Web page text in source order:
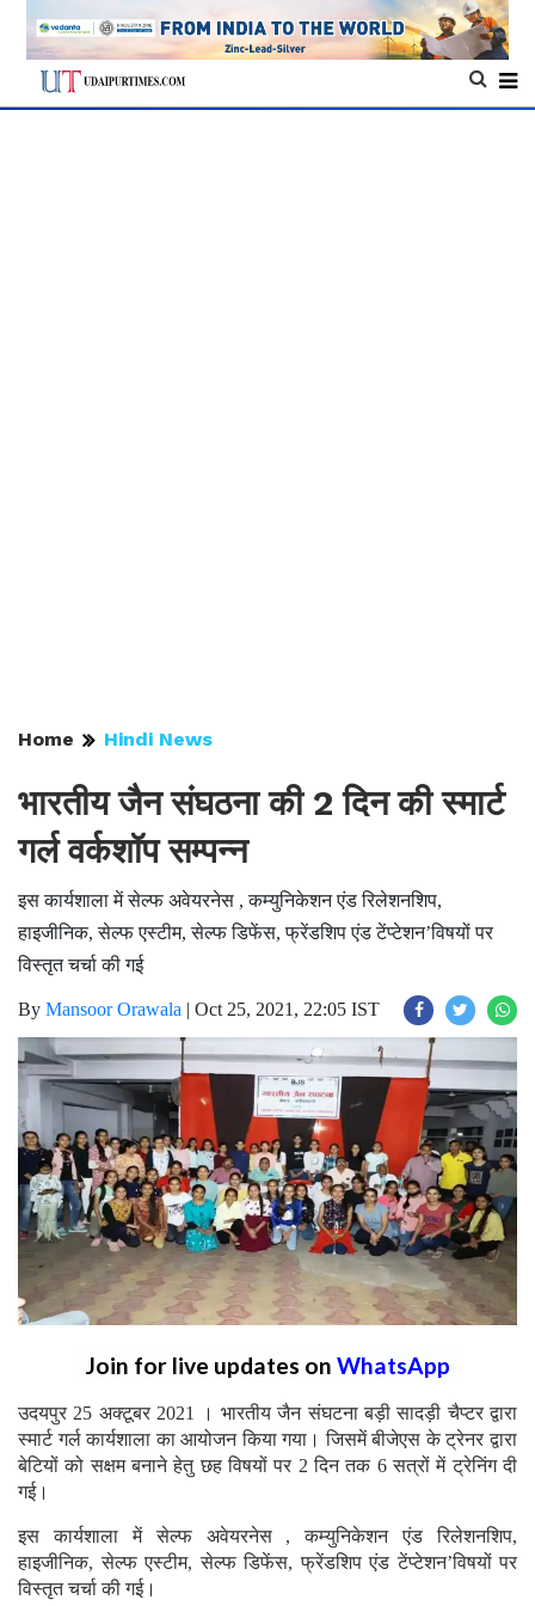
Home Hindi News
भारतीय जैन संघठना की 2 दिन की स्मार्ट
गर्ल वर्कशॉप सम्पन्न
इस कार्यशाला में सेल्फ अवेयरनेस , कम्युनिकेशन एंड रिलेशनशिप,
हाइजीनिक, सेल्फ एस्टीम, सेल्फ डिफेंस, फ्रेंडशिप एंड टेंप्टेशन’विषयों पर
विस्तृत चर्चा की गई
By Mansoor Orawala | Oct 25, 2021, 22:05 IST
Join for live updates on WhatsApp
उदयपुर 25 अक्टूबर 2021 । भारतीय जैन संघटना बड़ी सादड़ी चैप्टर द्वारा
स्मार्ट गर्ल कार्यशाला का आयोजन किया गया। जिसमें बीजेएस के ट्रेनर द्वारा
बेटियों को सक्षम बनाने हेतु छह विषयों पर 2 दिन तक 6 सत्रों में ट्रेनिंग दी
गई।
इस कार्यशाला में सेल्फ अवेयरनेस , कम्युनिकेशन एंड रिलेशनशिप,
हाइजीनिक, सेल्फ एस्टीम, सेल्फ डिफेंस, फ्रेंडशिप एंड टेंप्टेशन’विषयों पर
विस्तृत चर्चा की गई।